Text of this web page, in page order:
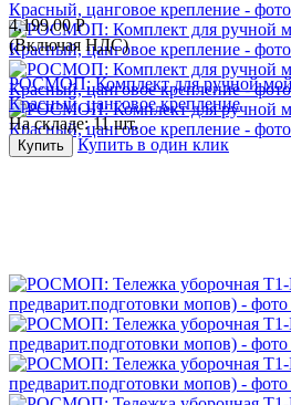
4,199.00 Р
(Включая НДС)
РОСМОП: Комплект для ручной
Красный, цанговое крепление
На складе: 11 шт.
Купить Купить в один клик